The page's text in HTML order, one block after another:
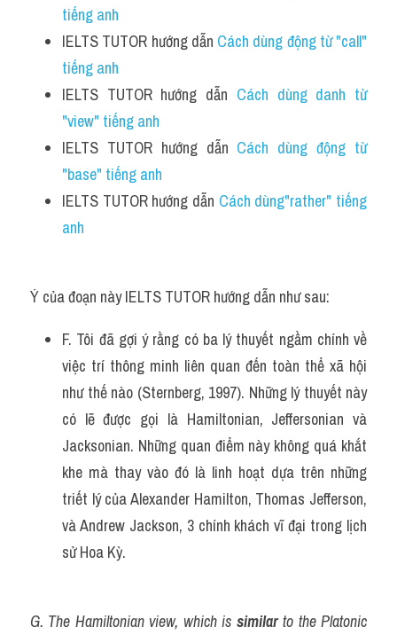
tiếng anh
IELTS TUTOR hướng dẫn Cách dùng động từ "call"
tiếng anh
IELTS TUTOR hướng dẫn Cách dùng danh từ
"view" tiếng anh
IELTS TUTOR hướng dẫn Cách dùng động từ
"base" tiếng anh
IELTS TUTOR hướng dẫn Cách dùng"rather" tiếng
anh
Ý của đoạn này IELTS TUTOR hướng dẫn như sau:
F. Tôi đã gợi ý rằng có ba lý thuyết ngầm chính về
việc trí thông minh liên quan đến toàn thể xã hội
như thế nào (Sternberg, 1997). Những lý thuyết này
có lẽ được gọi là Hamiltonian, Jeffersonian và
Jacksonian. Những quan điểm này không quá khắt
khe mà thay vào đó là linh hoạt dựa trên những
triết lý của Alexander Hamilton, Thomas Jefferson,
và Andrew Jackson, 3 chính khách vĩ đại trong lịch
sử Hoa Kỳ.
G. The Hamiltonian view, which is similar to the Platonic